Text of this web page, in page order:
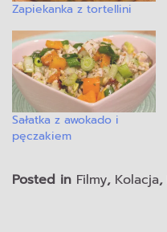
Zapiekanka z tortellini
Sałatka z awokado i
pęczakiem
Posted in Filmy, Kolacja,